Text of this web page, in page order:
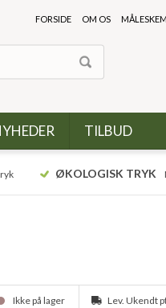
FORSIDE OM OS
TILBUD
ØKOLOGISK TRYK
Ikke på lager Lev. Ukendt